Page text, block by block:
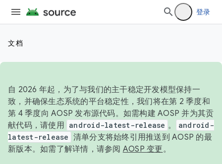
登录
文档
自 2026 年起，为了与我们的主干稳定开发模型保持一
致，并确保生态系统的平台稳定性，我们将在第 2 季度和
第 4 季度向 AOSP 发布源代码。如需构建 AOSP 并为其贡
献代码，请使用 android-latest-release 。
android-
latest-release 清单分支将始终引用推送到 AOSP 的最
新版本。如需了解详情，请参阅 AOSP 变更。